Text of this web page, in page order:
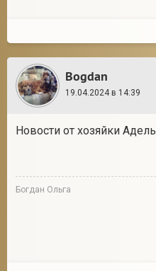
Bogdan
19.04.2024 в 14:39
Новости от хозяйки Адель
Богдан Ольга